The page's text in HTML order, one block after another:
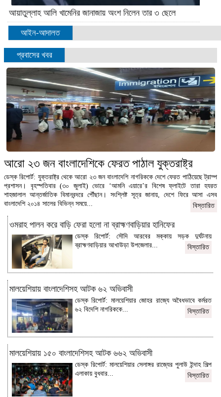
আয়াতুল্লাহ আলি খামেনির জানাজায় অংশ নিলেন তার ৩ ছেলে
আইন-আদালত
প্রবাসের খবর
আরো ২৩ জন বাংলাদেশিকে ফেরত পাঠাল যুক্তরাষ্ট্র
ডেস্ক রিপোর্ট: যুক্তরাষ্ট্র থেকে আরো ২৩ জন বাংলাদেশি নাগরিককে দেশে ফেরত পাঠিয়েছে ট্রাম্প
প্রশাসন। বৃহস্পতিবার (৩০ জুলাই) ভোরে ‘আমনি এয়ারে’র বিশেষ ফ্লাইটে তারা হযরত
শাহজালাল আন্তর্জাতিক বিমানবন্দরে পৌঁছান। সংশ্লিষ্ট সূত্র জানায়, দেশে ফিরে আসা এসব
বাংলাদেশি ২০১৪ সালের বিভিন্ন সময়ে...
বিস্তারিত
ওমরাহ পালন করে বাড়ি ফেরা হলো না ব্রাহ্মণবাড়িয়ার হানিফের
ডেস্ক রিপোর্ট: সৌদি আরবের মক্কায় সড়ক দুর্ঘটনায়
ব্রাহ্মণবাড়িয়ার আখাউড়া উপজেলার...
বিস্তারিত
মালয়েশিয়ায় বাংলাদেশিসহ আটক ৬২ অভিবাসী
ডেস্ক রিপোর্ট: মালয়েশিয়ার জোহর রাজ্যে অবৈধভাবে কর্মরত
৬২ বিদেশি নাগরিককে...
বিস্তারিত
মালয়েশিয়ায় ১৫০ বাংলাদেশিসহ আটক ৬৬২ অভিবাসী
ডেস্ক রিপোর্ট: মালয়েশিয়ার সেলাঙ্গর রাজ্যের পুলাউ ইন্দাহ শিল্প
এলাকায় বুধবার...
বিস্তারিত